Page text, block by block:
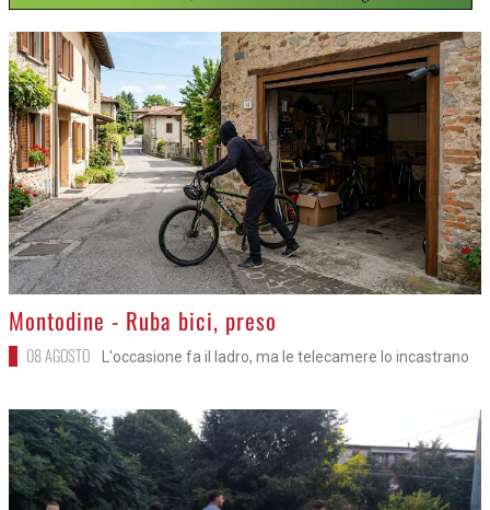
>Montodine - Ruba bici, preso
08 AGOSTO L'occasione fa il ladro, ma le telecamere lo incastrano